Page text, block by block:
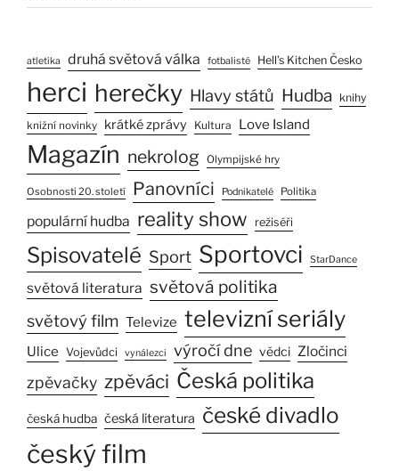
atletika druhá světová válka fotbalisté Hell’s Kitchen Česko
herci herečky Hlavy států Hudba knihy
knižní novinky krátké zprávy Kultura Love Island
Magazín nekrolog Olympijské hry
Osobnosti 20. století Panovníci Podnikatelé Politika
populární hudba reality show režiséři
Spisovatelé Sport Sportovci StarDance
světová literatura světová politika
světový film Televize televizní seriály
Ulice Vojevůdci vynálezci výročí dne vědci Zločinci
zpěvačky zpěváci Česká politika
česká hudba česká literatura české divadlo
český film